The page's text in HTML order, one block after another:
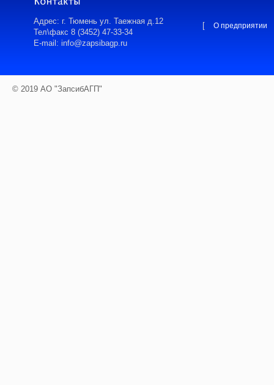
Адрес: г. Тюмень ул. Таежная д.12
Тел\факс 8 (3452) 47-33-34
E-mail: info@zapsibagp.ru
[ О предприятии
© 2019 АО "ЗапсибАГП"